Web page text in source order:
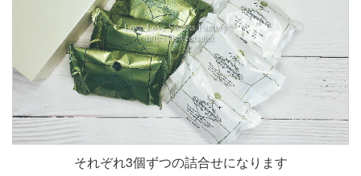
それぞれ3個ずつの詰合せになります